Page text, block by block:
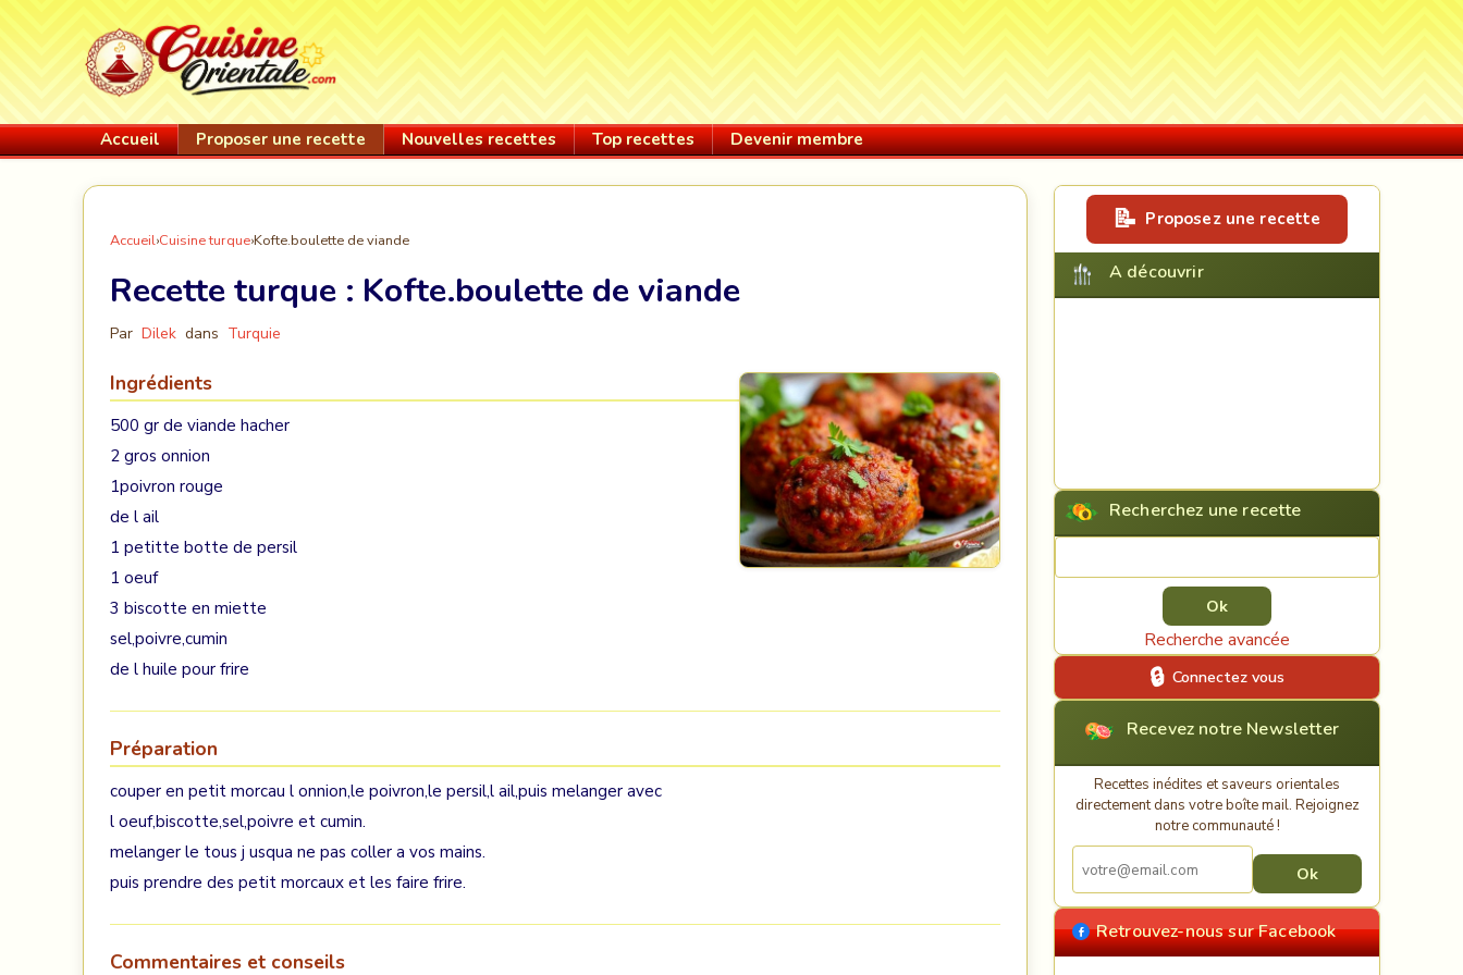
Accueil Proposer une recette Nouvelles recettes Top recettes Devenir membre
Accueil›Cuisine turque›Kofte.boulette de viande
Recette turque : Kofte.boulette de viande
Par Dilek dans Turquie
Ingrédients
500 gr de viande hacher
2 gros onnion
1poivron rouge
de l ail
1 petitte botte de persil
1 oeuf
3 biscotte en miette
sel,poivre,cumin
de l huile pour frire
Préparation
couper en petit morcau l onnion,le poivron,le persil,l ail,puis melanger avec
l oeuf,biscotte,sel,poivre et cumin.
melanger le tous j usqua ne pas coller a vos mains.
puis prendre des petit morcaux et les faire frire.
Commentaires et conseils
Proposez une recette
A découvrir
Recherchez une recette
Recherche avancée
Connectez vous
Recevez notre Newsletter
Recettes inédites et saveurs orientales
directement dans votre boîte mail. Rejoignez
notre communauté !
Retrouvez-nous sur Facebook